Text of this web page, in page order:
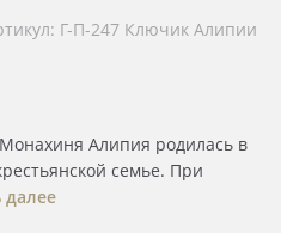
Г-П-247 Ключик Алипии
Алипия родилась в
семье. При
далее